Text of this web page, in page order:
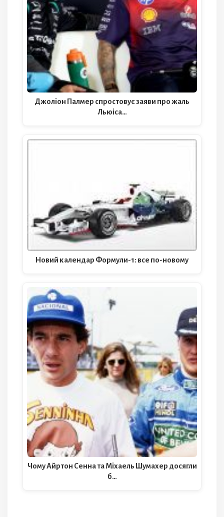
Джоліон Палмер спростовує заяви про жаль
Льюіса…
Новий календар Формули-1: все по-новому
Чому Айртон Сенна та Міхаель Шумахер досягли
б…